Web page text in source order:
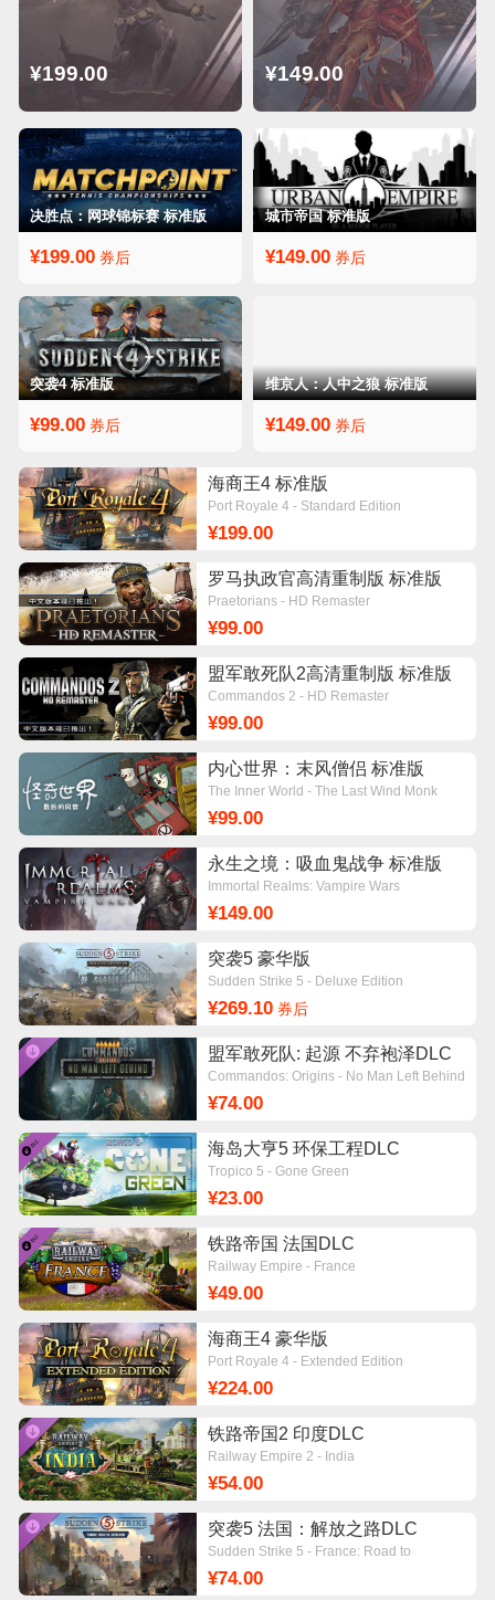
¥199.00 ¥149.00
决胜点：网球锦标赛 标准版
¥199.00券后
城市帝国 标准版
¥149.00券后
突袭4 标准版
¥99.00券后
维京人：人中之狼 标准版
¥149.00券后
海商王4 标准版
Port Royale 4 - Standard Edition
¥199.00
罗马执政官高清重制版 标准版
Praetorians - HD Remaster
¥99.00
盟军敢死队2高清重制版 标准版
Commandos 2 - HD Remaster
¥99.00
内心世界：末风僧侣 标准版
The Inner World - The Last Wind Monk
¥99.00
永生之境：吸血鬼战争 标准版
Immortal Realms: Vampire Wars
¥149.00
突袭5 豪华版
Sudden Strike 5 - Deluxe Edition
¥269.10券后
盟军敢死队: 起源 不弃袍泽DLC
Commandos: Origins - No Man Left Behind
¥74.00
海岛大亨5 环保工程DLC
Tropico 5 - Gone Green
¥23.00
铁路帝国 法国DLC
Railway Empire - France
¥49.00
海商王4 豪华版
Port Royale 4 - Extended Edition
¥224.00
铁路帝国2 印度DLC
Railway Empire 2 - India
¥54.00
突袭5 法国：解放之路DLC
Sudden Strike 5 - France: Road to
¥74.00